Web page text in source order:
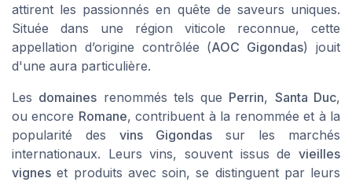
attirent les passionnés en quête de saveurs uniques.
Située dans une région viticole reconnue, cette
appellation d’origine contrôlée (AOC Gigondas) jouit
d'une aura particulière.
Les domaines renommés tels que Perrin, Santa Duc,
ou encore Romane, contribuent à la renommée et à la
popularité des vins Gigondas sur les marchés
internationaux. Leurs vins, souvent issus de vieilles
vignes et produits avec soin, se distinguent par leurs